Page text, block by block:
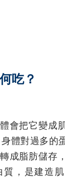
吃？
會把它變成
體對過多的
成脂肪儲存
質，是建造